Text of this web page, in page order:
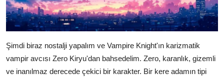
Şimdi biraz nostalji yapalım ve Vampire Knight'ın karizmatik
vampir avcısı Zero Kiryu'dan bahsedelim. Zero, karanlık, gizemli
ve inanılmaz derecede çekici bir karakter. Bir kere adamın tipi